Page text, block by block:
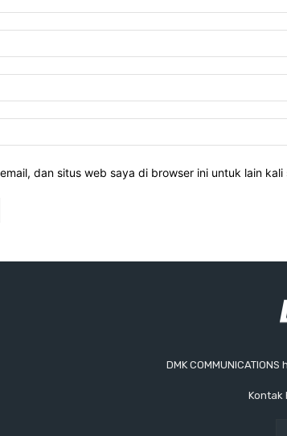
dan situs web saya di browser ini untuk lain
DMK
Kontak